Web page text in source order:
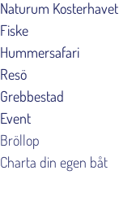
Naturum Kosterhavet
Fiske
Hummersafari
Resö
Grebbestad
Event
Bröllop
Charta din egen båt